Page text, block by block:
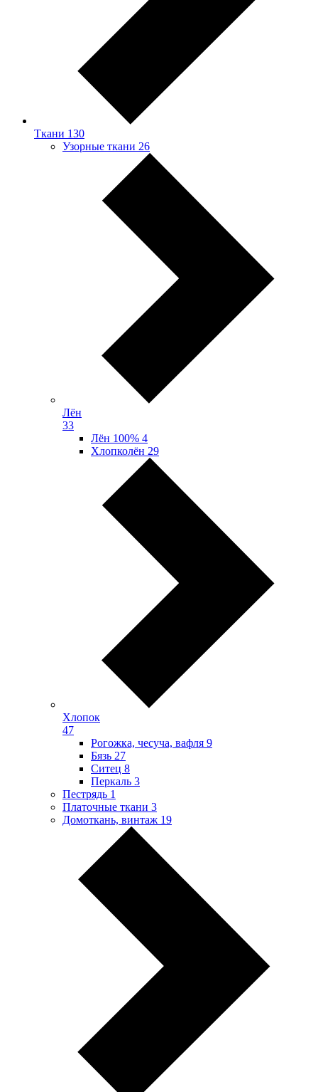
Ткани 130
Узорные ткани 26
Лён
33
Лён 100% 4
Хлопколён 29
Хлопок
47
Рогожка, чесуча, вафля 9
Бязь 27
Ситец 8
Перкаль 3
Пестрядь 1
Платочные ткани 3
Домоткань, винтаж 19